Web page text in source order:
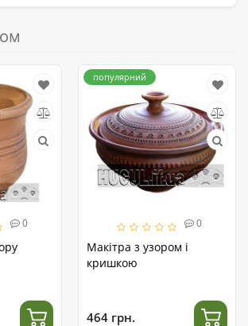
0
популярний
0
Макітра з узором і
кришкою
464 грн.